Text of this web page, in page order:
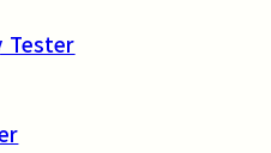
Tester